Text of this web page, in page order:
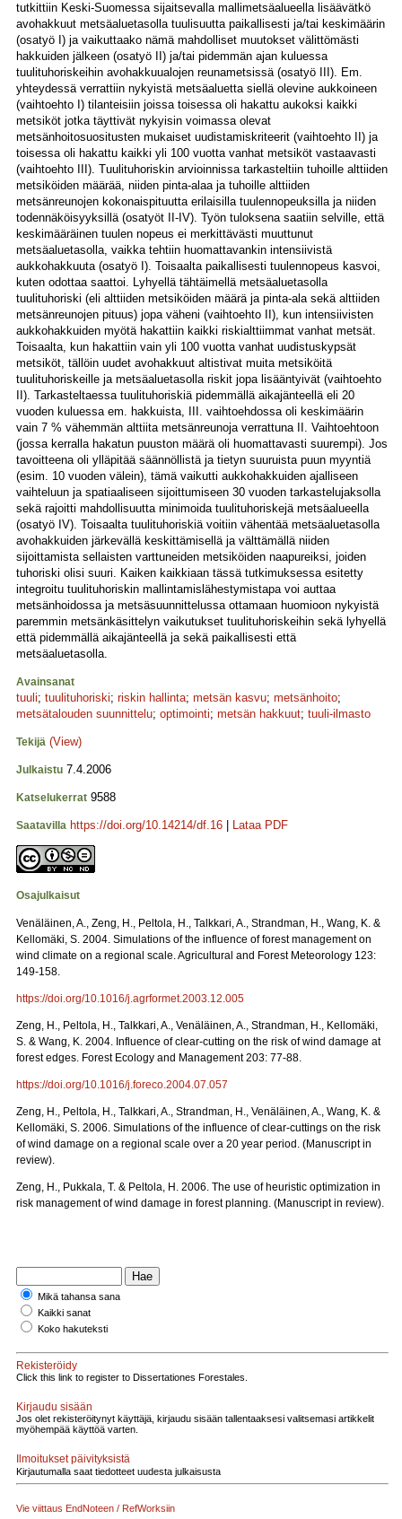
tutkittiin Keski-Suomessa sijaitsevalla mallimetsäalueella lisäävätkö
avohakkuut metsäaluetasolla tuulisuutta paikallisesti ja/tai keskimäärin
(osatyö I) ja vaikuttaako nämä mahdolliset muutokset välittömästi
hakkuiden jälkeen (osatyö II) ja/tai pidemmän ajan kuluessa
tuulituhoriskeihin avohakkuualojen reunametsissä (osatyö III). Em.
yhteydessä verrattiin nykyistä metsäaluetta siellä olevine aukkoineen
(vaihtoehto I) tilanteisiin joissa toisessa oli hakattu aukoksi kaikki
metsiköt jotka täyttivät nykyisin voimassa olevat
metsänhoitosuositusten mukaiset uudistamiskriteerit (vaihtoehto II) ja
toisessa oli hakattu kaikki yli 100 vuotta vanhat metsiköt vastaavasti
(vaihtoehto III). Tuulituhoriskin arvioinnissa tarkasteltiin tuhoille alttiiden
metsiköiden määrää, niiden pinta-alaa ja tuhoille alttiiden
metsänreunojen kokonaispituutta erilaisilla tuulennopeuksilla ja niiden
todennäköisyyksillä (osatyöt II-IV). Työn tuloksena saatiin selville, että
keskimääräinen tuulen nopeus ei merkittävästi muuttunut
metsäaluetasolla, vaikka tehtiin huomattavankin intensiivistä
aukkohakkuuta (osatyö I). Toisaalta paikallisesti tuulennopeus kasvoi,
kuten odottaa saattoi. Lyhyellä tähtäimellä metsäaluetasolla
tuulituhoriski (eli alttiiden metsiköiden määrä ja pinta-ala sekä alttiiden
metsänreunojen pituus) jopa väheni (vaihtoehto II), kun intensiivisten
aukkohakkuiden myötä hakattiin kaikki riskialttiimmat vanhat metsät.
Toisaalta, kun hakattiin vain yli 100 vuotta vanhat uudistuskypsät
metsiköt, tällöin uudet avohakkuut altistivat muita metsiköitä
tuulituhoriskeille ja metsäaluetasolla riskit jopa lisääntyivät (vaihtoehto
II). Tarkasteltaessa tuulituhoriskiä pidemmällä aikajänteellä eli 20
vuoden kuluessa em. hakkuista, III. vaihtoehdossa oli keskimäärin
vain 7 % vähemmän alttiita metsänreunoja verrattuna II. Vaihtoehtoon
(jossa kerralla hakatun puuston määrä oli huomattavasti suurempi). Jos
tavoitteena oli ylläpitää säännöllistä ja tietyn suuruista puun myyntiä
(esim. 10 vuoden välein), tämä vaikutti aukkohakkuiden ajalliseen
vaihteluun ja spatiaaliseen sijoittumiseen 30 vuoden tarkastelujaksolla
sekä rajoitti mahdollisuutta minimoida tuulituhoriskejä metsäalueella
(osatyö IV). Toisaalta tuulituhoriskiä voitiin vähentää metsäaluetasolla
avohakkuiden järkevällä keskittämisellä ja välttämällä niiden
sijoittamista sellaisten varttuneiden metsiköiden naapureiksi, joiden
tuhoriski olisi suuri. Kaiken kaikkiaan tässä tutkimuksessa esitetty
integroitu tuulituhoriskin mallintamislähestymistapa voi auttaa
metsänhoidossa ja metsäsuunnittelussa ottamaan huomioon nykyistä
paremmin metsänkäsittelyn vaikutukset tuulituhoriskeihin sekä lyhyellä
että pidemmällä aikajänteellä ja sekä paikallisesti että
metsäaluetasolla.
Avainsanat
tuuli; tuulituhoriski; riskin hallinta; metsän kasvu; metsänhoito;
metsätalouden suunnittelu; optimointi; metsän hakkuut; tuuli-ilmasto
Tekijä (View)
Julkaistu 7.4.2006
Katselukerrat 9588
Saatavilla https://doi.org/10.14214/df.16 Lataa PDF
Osajulkaisut
Venäläinen, A., Zeng, H., Peltola, H., Talkkari, A., Strandman, H., Wang, K. &
Kellomäki, S. 2004. Simulations of the influence of forest management on
wind climate on a regional scale. Agricultural and Forest Meteorology 123:
149-158.
https://doi.org/10.1016/j.agrformet.2003.12.005
Zeng, H., Peltola, H., Talkkari, A., Venäläinen, A., Strandman, H., Kellomäki,
S. & Wang, K. 2004. Influence of clear-cutting on the risk of wind damage at
forest edges. Forest Ecology and Management 203: 77-88.
https://doi.org/10.1016/j.foreco.2004.07.057
Zeng, H., Peltola, H., Talkkari, A., Strandman, H., Venäläinen, A., Wang, K. &
Kellomäki, S. 2006. Simulations of the influence of clear-cuttings on the risk
of wind damage on a regional scale over a 20 year period. (Manuscript in
review).
Zeng, H., Pukkala, T. & Peltola, H. 2006. The use of heuristic optimization in
risk management of wind damage in forest planning. (Manuscript in review).
Mikä tahansa sana
Kaikki sanat
Koko hakuteksti
Rekisteröidy
Click this link to register to Dissertationes Forestales.
Kirjaudu sisään
Jos olet rekisteröitynyt käyttäjä, kirjaudu sisään tallentaaksesi valitsemasi artikkelit
myöhempää käyttöä varten.
Ilmoitukset päivityksistä
Kirjautumalla saat tiedotteet uudesta julkaisusta
Vie viittaus EndNoteen / RefWorksiin